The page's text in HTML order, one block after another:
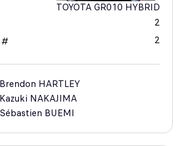
TOYOTA GR010 HYBRID
2
#
2
Brendon HARTLEY
Kazuki NAKAJIMA
Sébastien BUEMI